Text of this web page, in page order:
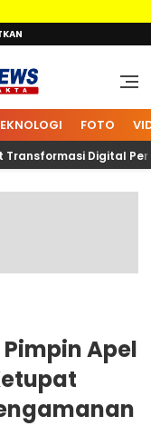
FOTO
Digital
Apel